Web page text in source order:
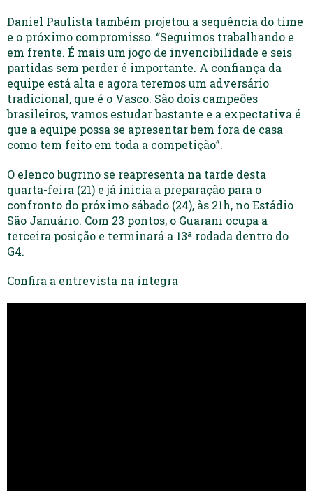
Daniel Paulista também projetou a sequência do time
e o próximo compromisso. “Seguimos trabalhando e
em frente. É mais um jogo de invencibilidade e seis
partidas sem perder é importante. A confiança da
equipe está alta e agora teremos um adversário
tradicional, que é o Vasco. São dois campeões
brasileiros, vamos estudar bastante e a expectativa é
que a equipe possa se apresentar bem fora de casa
como tem feito em toda a competição”.
O elenco bugrino se reapresenta na tarde desta
quarta-feira (21) e já inicia a preparação para o
confronto do próximo sábado (24), às 21h, no Estádio
São Januário. Com 23 pontos, o Guarani ocupa a
terceira posição e terminará a 13ª rodada dentro do
G4.
Confira a entrevista na íntegra